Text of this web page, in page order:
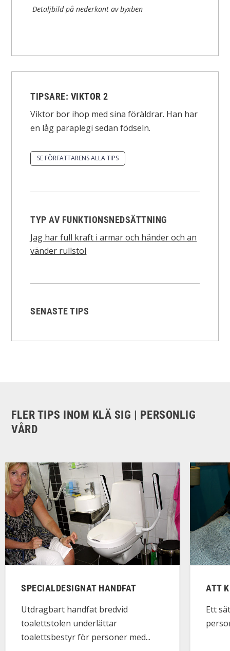
Detaljbild på nederkant av byxben
TIPSARE: VIKTOR 2
Viktor bor ihop med sina föräldrar. Han har
en låg paraplegi sedan födseln.
SE FÖRFATTARENS ALLA TIPS
TYP AV FUNKTIONSNEDSÄTTNING
Jag har full kraft i armar och händer och an
vänder rullstol
SENASTE TIPS
FLER TIPS INOM KLÄ SIG | PERSONLIG
VÅRD
SPECIALDESIGNAT HANDFAT
Utdragbart handfat bredvid
toalettstolen underlättar
toalettsbestyr för personer med...
ATT
Ett